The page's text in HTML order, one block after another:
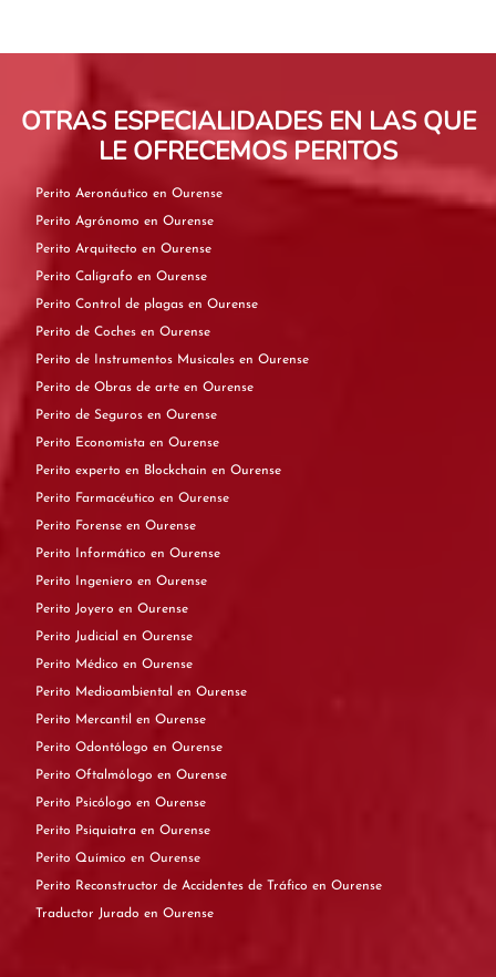
OTRAS ESPECIALIDADES EN LAS QUE
LE OFRECEMOS PERITOS
Perito Aeronáutico en Ourense
Perito Agrónomo en Ourense
Perito Arquitecto en Ourense
Perito Calígrafo en Ourense
Perito Control de plagas en Ourense
Perito de Coches en Ourense
Perito de Instrumentos Musicales en Ourense
Perito de Obras de arte en Ourense
Perito de Seguros en Ourense
Perito Economista en Ourense
Perito experto en Blockchain en Ourense
Perito Farmacéutico en Ourense
Perito Forense en Ourense
Perito Informático en Ourense
Perito Ingeniero en Ourense
Perito Joyero en Ourense
Perito Judicial en Ourense
Perito Médico en Ourense
Perito Medioambiental en Ourense
Perito Mercantil en Ourense
Perito Odontólogo en Ourense
Perito Oftalmólogo en Ourense
Perito Psicólogo en Ourense
Perito Psiquiatra en Ourense
Perito Químico en Ourense
Perito Reconstructor de Accidentes de Tráfico en Ourense
Traductor Jurado en Ourense